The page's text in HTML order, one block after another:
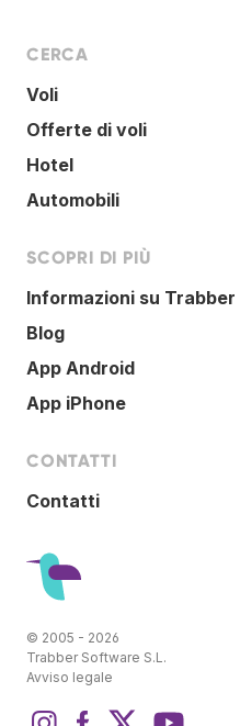
CERCA
Voli
Offerte di voli
Hotel
Automobili
SCOPRI DI PIÙ
Informazioni su Trabber
Blog
App Android
App iPhone
CONTATTI
Contatti
© 2005 - 2026
Trabber Software S.L.
Avviso legale